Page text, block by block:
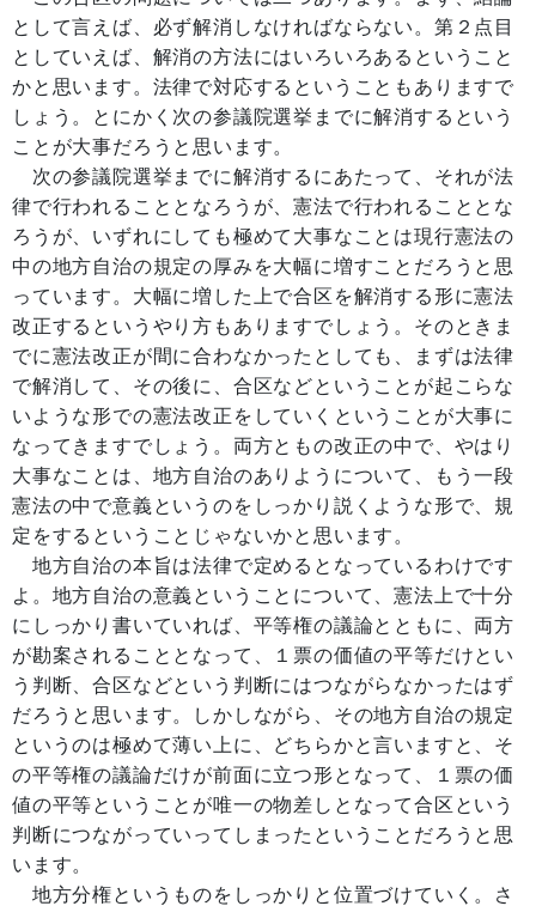
として言えば、必ず解消しなければならない。第２点目
としていえば、解消の方法にはいろいろあるということ
かと思います。法律で対応するということもありますで
しょう。とにかく次の参議院選挙までに解消するという
ことが大事だろうと思います。
次の参議院選挙までに解消するにあたって、それが法
律で行われることとなろうが、憲法で行われることとな
ろうが、いずれにしても極めて大事なことは現行憲法の
中の地方自治の規定の厚みを大幅に増すことだろうと思
っています。大幅に増した上で合区を解消する形に憲法
改正するというやり方もありますでしょう。そのときま
でに憲法改正が間に合わなかったとしても、まずは法律
で解消して、その後に、合区などということが起こらな
いような形での憲法改正をしていくということが大事に
なってきますでしょう。両方ともの改正の中で、やはり
大事なことは、地方自治のありようについて、もう一段
憲法の中で意義というのをしっかり説くような形で、規
定をするということじゃないかと思います。
地方自治の本旨は法律で定めるとなっているわけです
よ。地方自治の意義ということについて、憲法上で十分
にしっかり書いていれば、平等権の議論とともに、両方
が勘案されることとなって、１票の価値の平等だけとい
う判断、合区などという判断にはつながらなかったはず
だろうと思います。しかしながら、その地方自治の規定
というのは極めて薄い上に、どちらかと言いますと、そ
の平等権の議論だけが前面に立つ形となって、１票の価
値の平等ということが唯一の物差しとなって合区という
判断につながっていってしまったということだろうと思
います。
地方分権というものをしっかりと位置づけていく。さ